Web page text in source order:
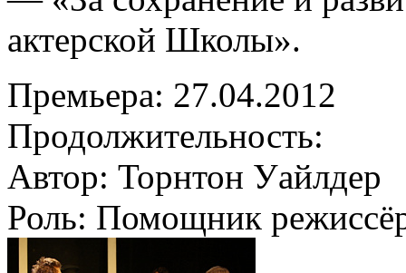
актерской Школы».
Премьера: 27.04.2012
Продолжительность:
Автор: Торнтон Уайлдер
Роль: Помощник